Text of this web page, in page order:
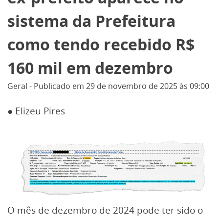
sistema da Prefeitura
como tendo recebido R$
160 mil em dezembro
Geral - Publicado em 29 de novembro de 2025às 09:00
● Elizeu Pires
O mês de dezembro de 2024 pode ter sido o